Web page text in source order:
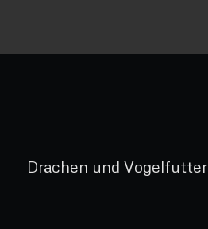
Drachen und Vogelfutter